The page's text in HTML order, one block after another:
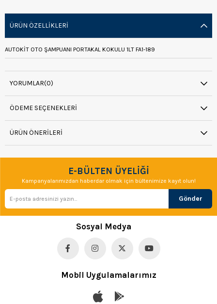
ÜRÜN ÖZELLIKLERI
AUTOKİT OTO ŞAMPUANI PORTAKAL KOKULU 1LT FA1-189
YORUMLAR(0)
ÖDEME SEÇENEKLERI
ÜRÜN ÖNERILERI
E-BÜLTEN ÜYELİĞİ
Kampanyalarımızdan haberdar olmak için bültenimize kayıt olun!
Gönder
Sosyal Medya
Mobil Uygulamalarımız